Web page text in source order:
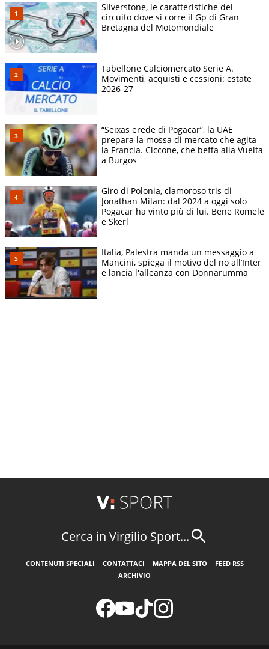
Silverstone, le caratteristiche del
circuito dove si corre il Gp di Gran
Bretagna del Motomondiale
Tabellone Calciomercato Serie A.
Movimenti, acquisti e cessioni: estate
2026-27
“Seixas erede di Pogacar”, la UAE
prepara la mossa di mercato che agita
la Francia. Ciccone, che beffa alla Vuelta
a Burgos
Giro di Polonia, clamoroso tris di
Jonathan Milan: dal 2024 a oggi solo
Pogacar ha vinto più di lui. Bene Romele
e Skerl
Italia, Palestra manda un messaggio a
Mancini, spiega il motivo del no all’Inter
e lancia l'alleanza con Donnarumma
Cerca in Virgilio Sport...
CONTENUTI SPECIALI CONTATTACI MAPPA DEL SITO
FEED RSS
ARCHIVIO